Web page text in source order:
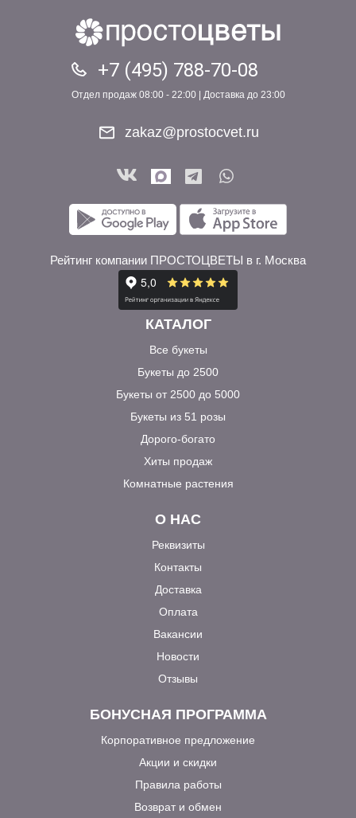
+7 (495) 788-70-08
Отдел продаж 08:00 - 22:00 | Доставка до 23:00
zakaz@prostocvet.ru
Рейтинг компании ПРОСТОЦВЕТЫ в г. Москва
КАТАЛОГ
Все букеты
Букеты до 2500
Букеты от 2500 до 5000
Букеты из 51 розы
Дорого-богато
Хиты продаж
Комнатные растения
О НАС
Реквизиты
Контакты
Доставка
Оплата
Вакансии
Новости
Отзывы
БОНУСНАЯ ПРОГРАММА
Корпоративное предложение
Акции и скидки
Правила работы
Возврат и обмен